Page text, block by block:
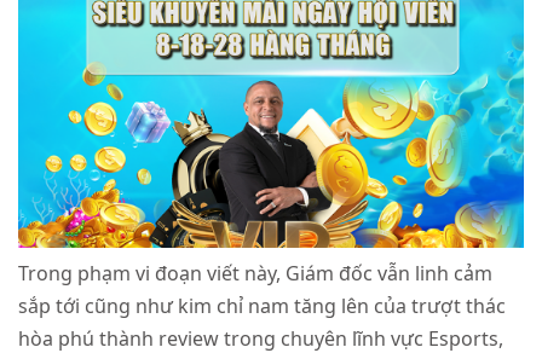
Trong phạm vi đoạn viết này, Giám đốc vẫn linh cảm
sắp tới cũng như kim chỉ nam tăng lên của trượt thác
hòa phú thành review trong chuyên lĩnh vực Esports,